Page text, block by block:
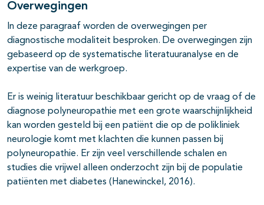
Overwegingen
In deze paragraaf worden de overwegingen per
diagnostische modaliteit besproken. De overwegingen zijn
gebaseerd op de systematische literatuuranalyse en de
expertise van de werkgroep.
Er is weinig literatuur beschikbaar gericht op de vraag of de
diagnose polyneuropathie met een grote waarschijnlijkheid
kan worden gesteld bij een patiënt die op de polikliniek
neurologie komt met klachten die kunnen passen bij
polyneuropathie. Er zijn veel verschillende schalen en
studies die vrijwel alleen onderzocht zijn bij de populatie
patiënten met diabetes (Hanewinckel, 2016).